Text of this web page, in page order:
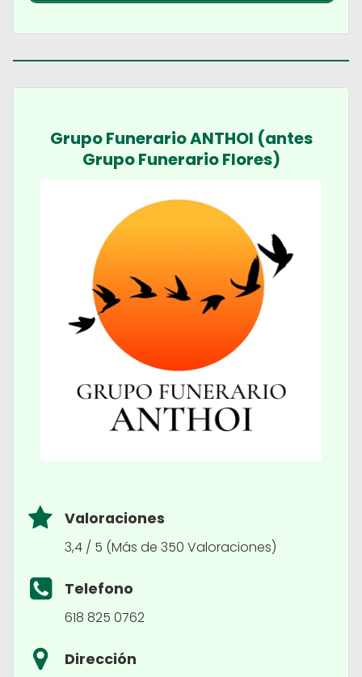
Grupo Funerario ANTHOI (antes
Grupo Funerario Flores)
Valoraciones
3,4 / 5 (Más de 350 Valoraciones)
Telefono
618 825 0762
Dirección